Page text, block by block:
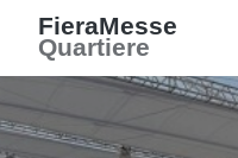
FieraMesse
Quartiere